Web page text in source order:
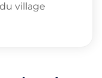
village